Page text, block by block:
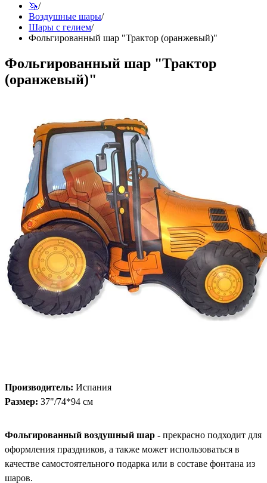
🦄/
Воздушные шары/
Шары с гелием/
Фольгированный шар "Трактор (оранжевый)"
Фольгированный шар "Трактор
(оранжевый)"
Производитель: Испания
Размер: 37"/74*94 см
Фольгированный воздушный шар - прекрасно подходит для
оформления праздников, а также может использоваться в
качестве самостоятельного подарка или в составе фонтана из
шаров.